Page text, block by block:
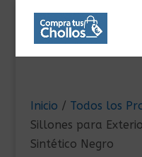
Inicio / Todos los
Sillones para
Sintético Negro